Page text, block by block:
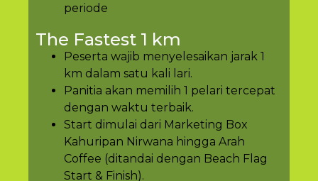
periode
The Fastest 1 km
Peserta wajib menyelesaikan jarak 1
km dalam satu kali lari.
Panitia akan memilih 1 pelari tercepat
dengan waktu terbaik.
Start dimulai dari Marketing Box
Kahuripan Nirwana hingga Arah
Coffee (ditandai dengan Beach Flag
Start & Finish).